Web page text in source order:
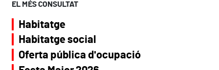
EL MÉS CONSULTAT
Habitatge
Habitatge social
Oferta pública d'ocupació